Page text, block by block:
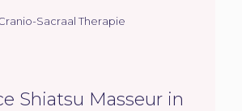
Sacraal Therapie
Shiatsu Masseur in